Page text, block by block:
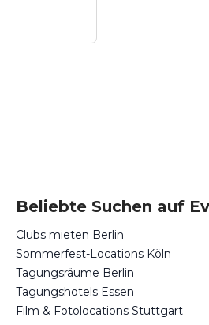
Beliebte Suchen auf
Clubs mieten Berlin
Sommerfest-Locations Köln
Tagungsräume Berlin
Tagungshotels Essen
Film & Fotolocations Stuttgart